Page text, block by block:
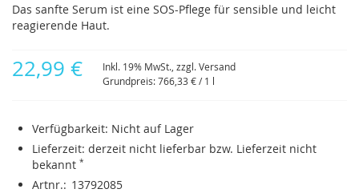
Das sanfte Serum ist eine SOS-Pflege für sensible und leicht
reagierende Haut.
22,99 € Inkl. 19% MwSt., zzgl.Versand
Grundpreis:766,33 €/ 1 l
Verfügbarkeit: Nicht auf Lager
Lieferzeit: derzeit nicht lieferbar bzw. Lieferzeit nicht
bekannt *
Artnr.
13792085